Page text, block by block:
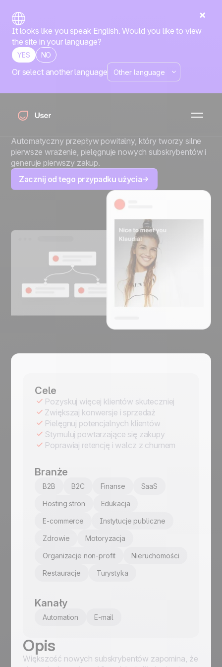
It looks like you speak English. Would you like to view
the site in your language?
YES NO
Or select another language
Sekwencja
powitalna e-
commerce
Automatyczny przepływ powitalny, który tworzy silne
pierwsze wrażenie, pielęgnuje nowych subskrybentów i
generuje pierwszy zakup.
Zacznij od tego przypadku użycia
Cele
Pozyskuj więcej klientów skuteczniej
Zwiększaj konwersje i sprzedaż
Pielęgnuj potencjalnych klientów
Stymuluj powtarzające się zakupy
Poprawiaj retencję i walcz z churnem
Branże
B2B B2C Finanse SaaS
Hosting stron Edukacja
E-commerce Instytucje publiczne
Zdrowie Motoryzacja
Organizacje non-profit Nieruchomości
Restauracje Turystyka
Kanały
Automation E-mail
Opis
Większość nowych subskrybentów zapomina, że